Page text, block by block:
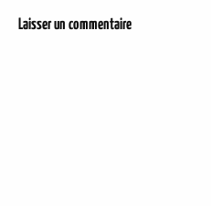
Laisser un commentaire